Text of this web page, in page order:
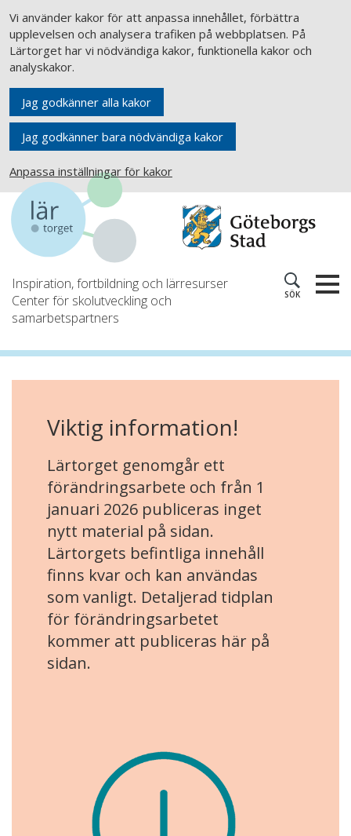
Vi använder kakor för att anpassa innehållet, förbättra
upplevelsen och analysera trafiken på webbplatsen. På
Lärtorget har vi nödvändiga kakor, funktionella kakor och
analyskakor.
Jag godkänner alla kakor
Jag godkänner bara nödvändiga kakor
Anpassa inställningar för kakor
Inspiration, fortbildning och lärresurser
Center för skolutveckling och
samarbetspartners
SÖK
Viktig information!
Lärtorget genomgår ett
förändringsarbete och från 1
januari 2026 publiceras inget
nytt material på sidan.
Lärtorgets befintliga innehåll
finns kvar och kan användas
som vanligt. Detaljerad tidplan
för förändringsarbetet
kommer att publiceras här på
sidan.